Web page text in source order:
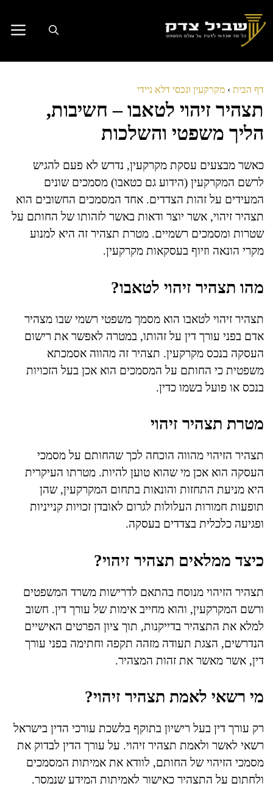
לתוכן
דף הבית › מקרקעין ונכסי דלא ניידי
תצהיר זיהוי לטאבו – חשיבות,
הליך משפטי והשלכות
כאשר מבצעים עסקת מקרקעין, נדרש לא פעם להגיש
לרשם המקרקעין (הידוע גם כטאבו) מסמכים שונים
המעידים על זהות הצדדים. אחד המסמכים החשובים הוא
תצהיר זיהוי, אשר יוצר ודאות באשר לזהותו של החותם על
שטרות ומסמכים רשמיים. מטרת תצהיר זה היא למנוע
מקרי הונאה וזיוף בעסקאות מקרקעין.
מהו תצהיר זיהוי לטאבו?
תצהיר זיהוי לטאבו הוא מסמך משפטי רשמי שבו מצהיר
אדם בפני עורך דין על זהותו, במטרה לאפשר את רישום
העסקה בנכס מקרקעין. תצהיר זה מהווה אסמכתא
משפטית כי החותם על המסמכים הוא אכן בעל הזכויות
בנכס או פועל בשמו כדין.
מטרת תצהיר זיהוי
תצהיר הזיהוי מהווה הוכחה לכך שהחותם על מסמכי
העסקה הוא אכן מי שהוא טוען להיות. מטרתו העיקרית
היא מניעת התחזות והונאות בתחום המקרקעין, שהן
תופעות חמורות העלולות לגרום לאובדן זכויות קנייניות
ופגיעה כלכלית בצדדים בעסקה.
כיצד ממלאים תצהיר זיהוי?
תצהיר הזיהוי מנוסח בהתאם לדרישות משרד המשפטים
ורשם המקרקעין, והוא מחייב אימות של עורך דין. חשוב
למלא את התצהיר בדייקנות, תוך ציון הפרטים האישיים
הנדרשים, הצגת תעודה מזהה תקפה וחתימה בפני עורך
דין, אשר מאשר את זהות המצהיר.
מי רשאי לאמת תצהיר זיהוי?
רק עורך דין בעל רישיון בתוקף בלשכת עורכי הדין בישראל
רשאי לאשר ולאמת תצהיר זיהוי. על עורך הדין לבדוק את
מסמכי הזיהוי של החותם, לוודא את אמיתות המסמכים
ולחתום על התצהיר כאישור לאמיתות המידע שנמסר.